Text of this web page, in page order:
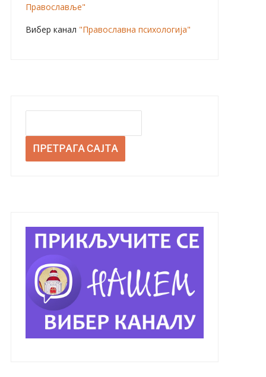
Православље"
Вибер канал "Православна психологија"